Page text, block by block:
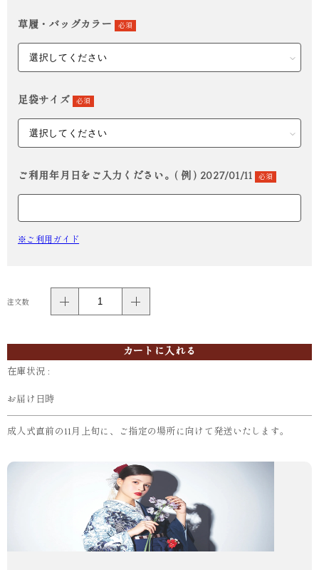
草履・バッグカラー 必須
足袋サイズ 必須
ご利用年月日をご入力ください。( 例 ) 2027/01/11 必須
※ご利用ガイド
注文数
カートに入れる
在庫状況 :
お届け日時
成人式直前の11月上旬に、ご指定の場所に向けて発送いたします。